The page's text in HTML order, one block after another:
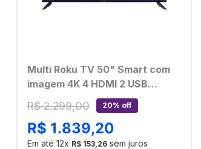
Multi Roku TV 50" Smart com
imagem 4K 4 HDMI 2 USB
compatível com Alexa e Google
Home - TL059MOUT
[Reembalado]
R$ 2.299,00 20% off
R$ 1.839,20
Em até12x R$ 153,26 sem juros